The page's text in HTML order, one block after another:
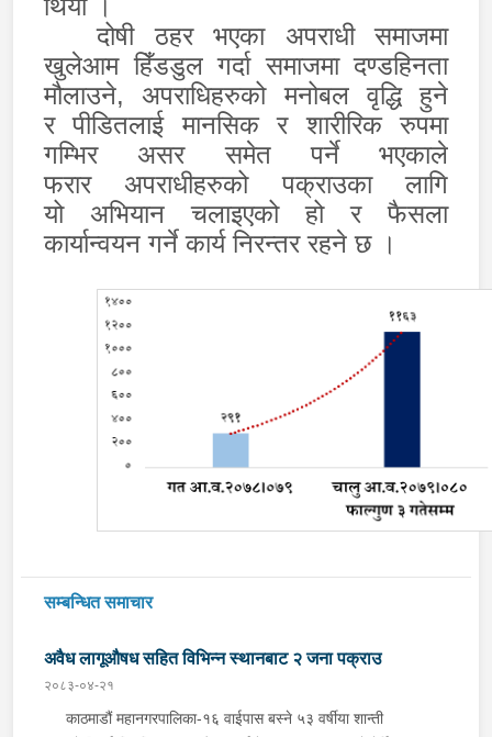
दोषी ठहर भएका अपराधी समाजमा
खुलेआम हिँडडुल गर्दा समाजमा दण्डहिनता
मौलाउने, अपराधिहरुको मनोबल वृद्धि हुने
रपीडितलाईमानसिक र शारीरिक रुपमा
गम्भिर असरसमेतपर्ने भएकाले
फरारअपराधीहरुको पक्राउका लागि
योअभियान चलाइएकोहो
र फैसला
कार्यान्वयन गर्ने कार्य निरन्तर रहने छ ।
सम्बन्धित समाचार
अवैध लागूऔषध सहित विभिन्न स्थानबाट २ जना पक्राउ
२०८३-०४-२१
काठमाडौं महानगरपालिका-१६ वाईपास बस्ने ५३ वर्षीया शान्ती